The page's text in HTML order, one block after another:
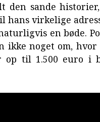
den sande
virkelige
en bøde.
ikke noget om,
op til 1.500 euro i